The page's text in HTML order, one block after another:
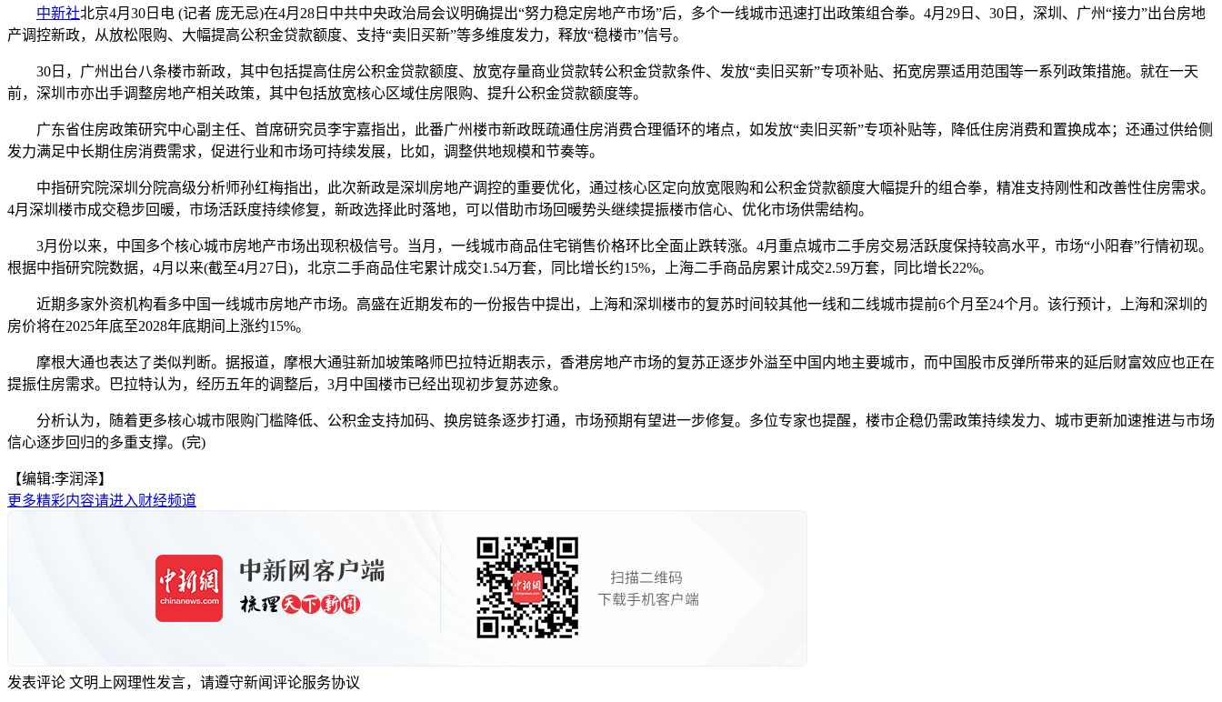
中新社北京4月30日电 (记者 庞无忌)在4月28日中共中央政治局会议明确提出“努力稳定房地产市场”后，多个一线城市迅速打出政策组合拳。4月29日、30日，深圳、广州“接力”出台房地
产调控新政，从放松限购、大幅提高公积金贷款额度、支持“卖旧买新”等多维度发力，释放“稳楼市”信号。
30日，广州出台八条楼市新政，其中包括提高住房公积金贷款额度、放宽存量商业贷款转公积金贷款条件、发放“卖旧买新”专项补贴、拓宽房票适用范围等一系列政策措施。就在一天
前，深圳市亦出手调整房地产相关政策，其中包括放宽核心区域住房限购、提升公积金贷款额度等。
广东省住房政策研究中心副主任、首席研究员李宇嘉指出，此番广州楼市新政既疏通住房消费合理循环的堵点，如发放“卖旧买新”专项补贴等，降低住房消费和置换成本；还通过供给侧
发力满足中长期住房消费需求，促进行业和市场可持续发展，比如，调整供地规模和节奏等。
中指研究院深圳分院高级分析师孙红梅指出，此次新政是深圳房地产调控的重要优化，通过核心区定向放宽限购和公积金贷款额度大幅提升的组合拳，精准支持刚性和改善性住房需求。
4月深圳楼市成交稳步回暖，市场活跃度持续修复，新政选择此时落地，可以借助市场回暖势头继续提振楼市信心、优化市场供需结构。
3月份以来，中国多个核心城市房地产市场出现积极信号。当月，一线城市商品住宅销售价格环比全面止跌转涨。4月重点城市二手房交易活跃度保持较高水平，市场“小阳春”行情初现。
根据中指研究院数据，4月以来(截至4月27日)，北京二手商品住宅累计成交1.54万套，同比增长约15%，上海二手商品房累计成交2.59万套，同比增长22%。
近期多家外资机构看多中国一线城市房地产市场。高盛在近期发布的一份报告中提出，上海和深圳楼市的复苏时间较其他一线和二线城市提前6个月至24个月。该行预计，上海和深圳的
房价将在2025年底至2028年底期间上涨约15%。
摩根大通也表达了类似判断。据报道，摩根大通驻新加坡策略师巴拉特近期表示，香港房地产市场的复苏正逐步外溢至中国内地主要城市，而中国股市反弹所带来的延后财富效应也正在
提振住房需求。巴拉特认为，经历五年的调整后，3月中国楼市已经出现初步复苏迹象。
分析认为，随着更多核心城市限购门槛降低、公积金支持加码、换房链条逐步打通，市场预期有望进一步修复。多位专家也提醒，楼市企稳仍需政策持续发力、城市更新加速推进与市场
信心逐步回归的多重支撑。(完)
【编辑:李润泽】
更多精彩内容请进入财经频道
发表评论 文明上网理性发言，请遵守新闻评论服务协议